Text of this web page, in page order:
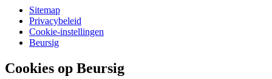
Sitemap
Privacybeleid
Cookie-instellingen
Beursig
Cookies op Beursig